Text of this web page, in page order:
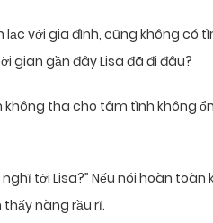
lạc với gia đình, cũng không có
gian gần đây Lisa đã đi đâu?
không tha cho tâm tình không
nghĩ tới Lisa?” Nếu nói hoàn
nàng rầu rĩ.